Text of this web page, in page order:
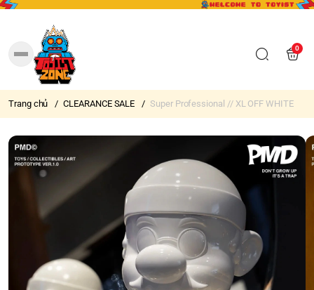
0
Trang chủ / CLEARANCE SALE / Super Professional // XL OFF WHITE